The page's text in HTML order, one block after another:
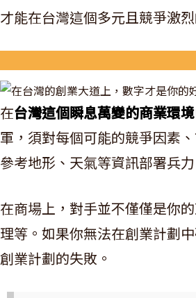
才能在台灣這個多元且競爭激
在台灣這個瞬息萬變的商業環境
軍，須對每個可能的競爭因素
參考地形、天氣等資訊部署兵
在商場上，對手並不僅僅是你
理等。如果你無法在創業計劃
創業計劃的失敗。